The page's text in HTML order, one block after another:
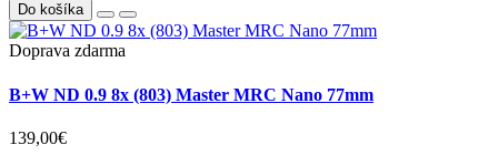
Do košíka
Doprava zdarma
B+W ND 0.9 8x (803) Master MRC Nano 77mm
139,00€